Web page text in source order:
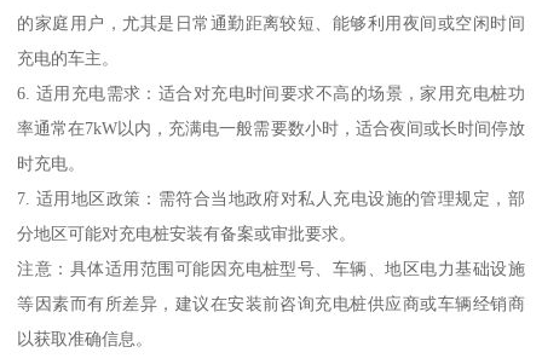
的家庭用户，尤其是日常通勤距离较短、能够利用夜间或空闲时间
充电的车主。
6. 适用充电需求：适合对充电时间要求不高的场景，家用充电桩功
率通常在7kW以内，充满电一般需要数小时，适合夜间或长时间停放
时充电。
7. 适用地区政策：需符合当地政府对私人充电设施的管理规定，部
分地区可能对充电桩安装有备案或审批要求。
注意：具体适用范围可能因充电桩型号、车辆、地区电力基础设施
等因素而有所差异，建议在安装前咨询充电桩供应商或车辆经销商
以获取准确信息。